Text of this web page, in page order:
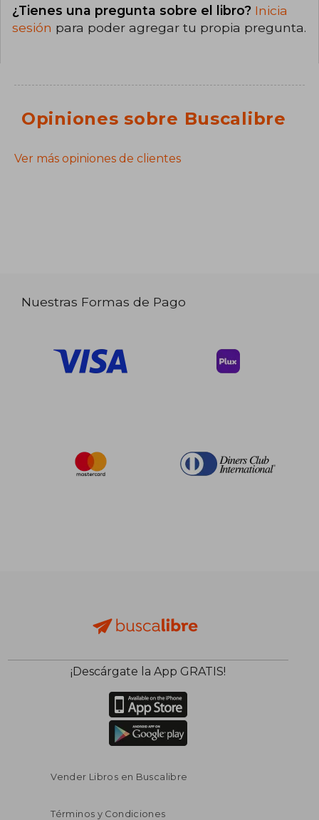
¿Tienes una pregunta sobre el libro? Inicia
sesión para poder agregar tu propia pregunta.
Opiniones sobre Buscalibre
Ver más opiniones de clientes
Nuestras Formas de Pago
¡Descárgate la App GRATIS!
Vender Libros en Buscalibre
Términos y Condiciones